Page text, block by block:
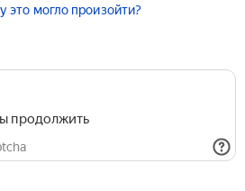
это могло произойти?
продолжить